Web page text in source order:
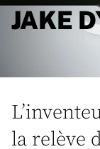
JAKE
la relève